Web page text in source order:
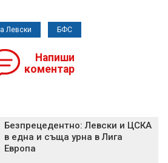
Левски БФС
Напиши
коментар
Безпрецедентно: Левски и ЦСКА
в една и съща урна в Лига
Европа